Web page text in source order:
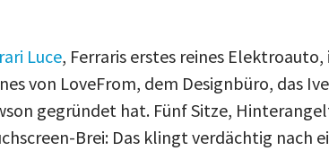
Luce, Ferraris erstes reines
von LoveFrom, dem Designbüro, das
gegründet hat. Fünf Sitze,
Brei: Das klingt verdächtig nach